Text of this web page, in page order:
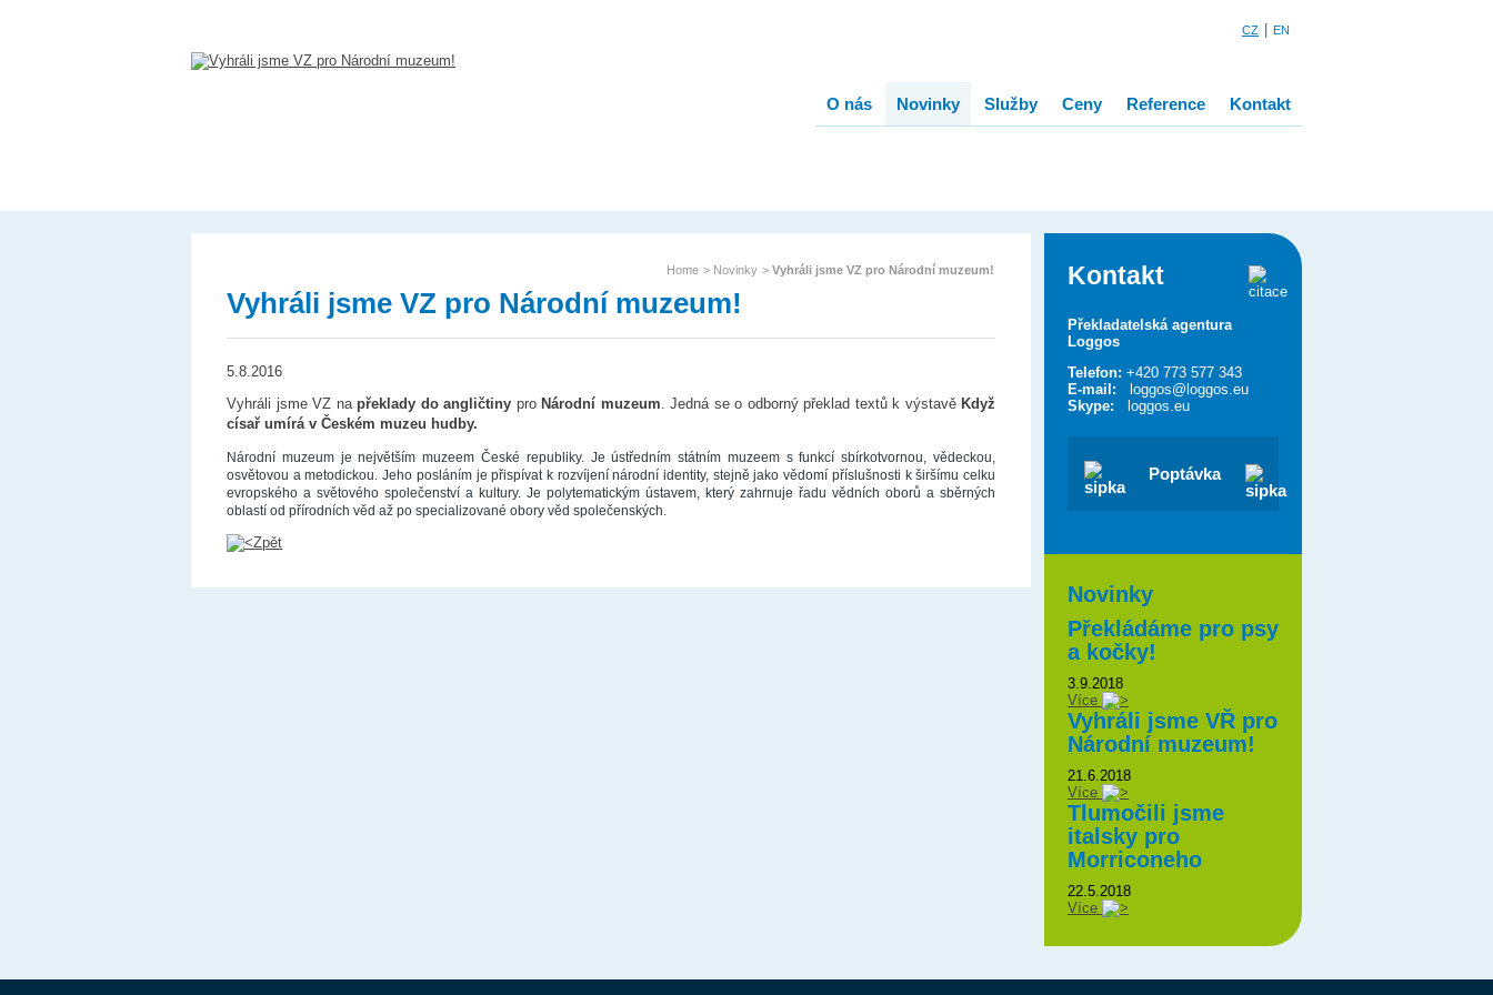
CZ EN
O nás Novinky Služby Ceny Reference Kontakt
Home > Novinky > Vyhráli jsme VZ pro Národní muzeum!
Vyhráli jsme VZ pro Národní muzeum!
5.8.2016
Vyhráli jsme VZ na překlady do angličtiny pro Národní muzeum. Jedná se o odborný překlad textů k výstavě Když
císař umírá v Českém muzeu hudby.
Národní muzeum je největším muzeem České republiky. Je ústředním státním muzeem s funkcí sbírkotvornou, vědeckou,
osvětovou a metodickou. Jeho posláním je přispívat k rozvíjení národní identity, stejně jako vědomí příslušnosti k širšímu celku
evropského a světového společenství a kultury. Je polytematickým ústavem, který zahrnuje řadu vědních oborů a sběrných
oblastí od přírodních věd až po specializované obory věd společenských.
Zpět
Kontakt
Překladatelská agentura
Loggos
Telefon: +420 773 577 343
E-mail:
loggos@loggos.eu
Skype:
loggos.eu
Poptávka
Novinky
Překládáme pro psy
a kočky!
3.9.2018
Více
Vyhráli jsme VŘ pro
Národní muzeum!
21.6.2018
Více
Tlumočili jsme
italsky pro
Morriconeho
22.5.2018
Více